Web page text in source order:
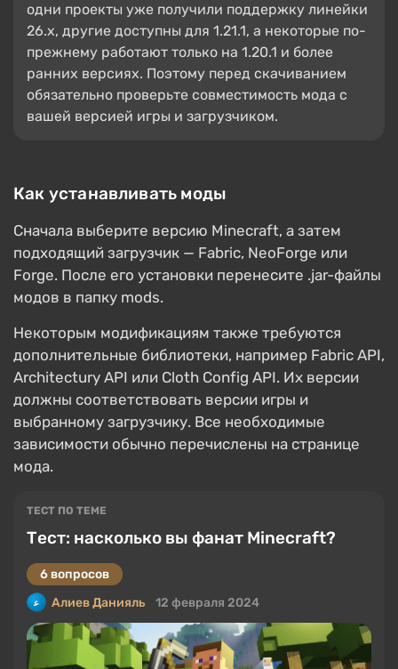
одни проекты уже получили поддержку линейки
26.x, другие доступны для 1.21.1, а некоторые по-
прежнему работают только на 1.20.1 и более
ранних версиях. Поэтому перед скачиванием
обязательно проверьте совместимость мода с
вашей версией игры и загрузчиком.
Как устанавливать моды
Сначала выберите версию Minecraft, а затем
подходящий загрузчик — Fabric, NeoForge или
Forge. После его установки перенесите .jar-файлы
модов в папку mods.
Некоторым модификациям также требуются
дополнительные библиотеки, например Fabric API,
Architectury API или Cloth Config API. Их версии
должны соответствовать версии игры и
выбранному загрузчику. Все необходимые
зависимости обычно перечислены на странице
мода.
ТЕСТ ПО ТЕМЕ
Тест: насколько вы фанат Minecraft?
6 вопросов
Алиев Данияль
12 февраля 2024